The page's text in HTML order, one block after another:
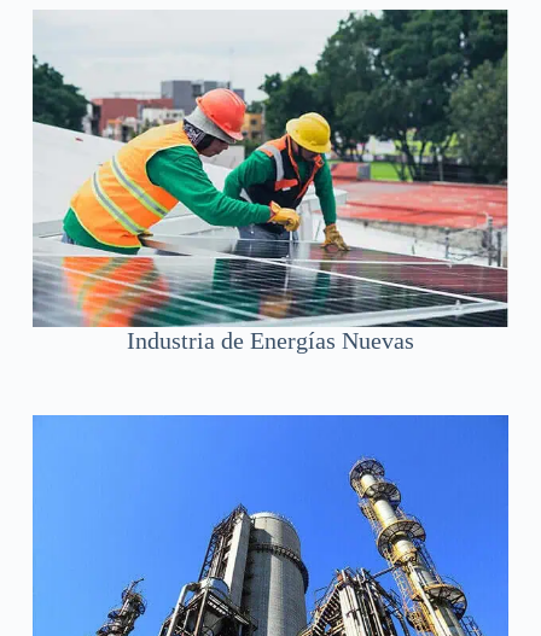
Industria de Energías Nuevas